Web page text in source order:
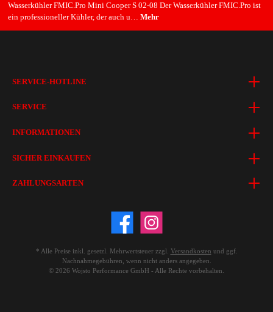
Wasserkühler FMIC.Pro Mini Cooper S 02-08 Der Wasserkühler FMIC.Pro ist
ein professioneller Kühler, der auch u… Mehr
SERVICE-HOTLINE
SERVICE
INFORMATIONEN
SICHER EINKAUFEN
ZAHLUNGSARTEN
* Alle Preise inkl. gesetzl. Mehrwertsteuer zzgl. Versandkosten und ggf.
Nachnahmegebühren, wenn nicht anders angegeben.
© 2026 Wojsto Performance GmbH - Alle Rechte vorbehalten.